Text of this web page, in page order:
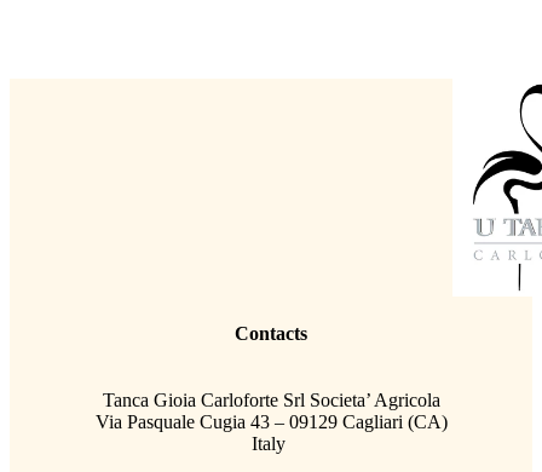
Contacts
Tanca Gioia Carloforte Srl Societa’ Agricola
Via Pasquale Cugia 43 – 09129 Cagliari (CA)
Italy